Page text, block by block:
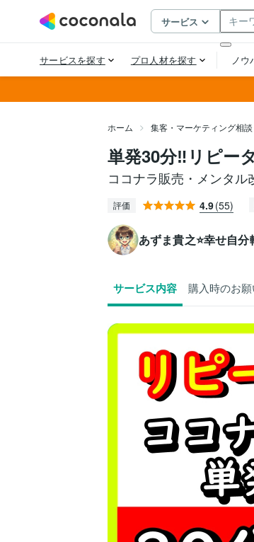
ホーム 集客・マーケティング相談
単発30分‼️リピー
ココナラ販売・メンタ
評価 4.9(55)
あずま貴之⭐幸せ自
サービス内容 購入時のお願